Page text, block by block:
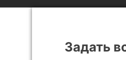
Задать